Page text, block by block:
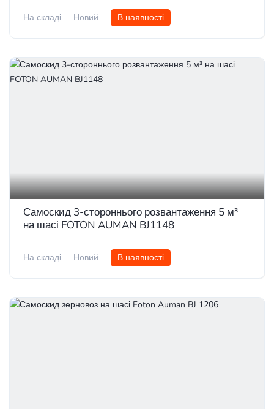
На складі Новий В наявності
Самоскид 3-стороннього розвантаження 5 м³
на шасі FOTON AUMAN BJ1148
На складі Новий В наявності